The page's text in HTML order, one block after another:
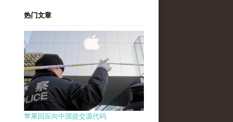
热门文章
苹果回应向中国提交源代码